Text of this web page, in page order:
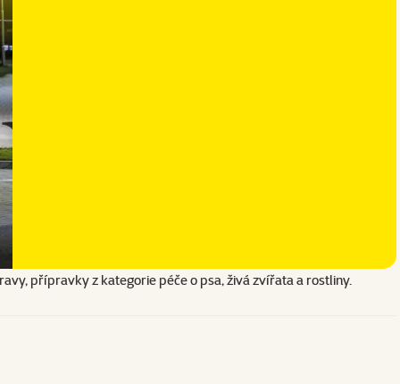
přípravky z kategorie péče o psa, živá zvířata a rostliny.